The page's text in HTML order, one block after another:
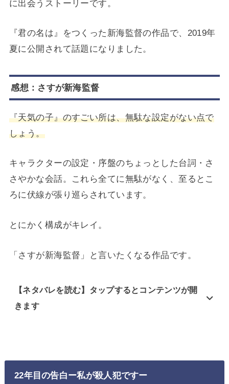
に出会うストーリーです。
『君の名は』をつくった新海監督の作品で、2019年
夏に公開されて話題になりました。
感想：さすが新海監督
『天気の子』のすごい所は、無駄な設定がない点で
しょう。
キャラクターの設定・序盤のちょっとした台詞・さ
さやかな会話。これら全てに無駄がなく、至るとこ
ろに伏線が張り巡らされています。
とにかく構成がキレイ。
「さすが新海監督」と言いたくなる作品です。
【ネタバレを読む】タップするとコンテンツが開
きます
22年目の告白ー私が殺人犯ですー